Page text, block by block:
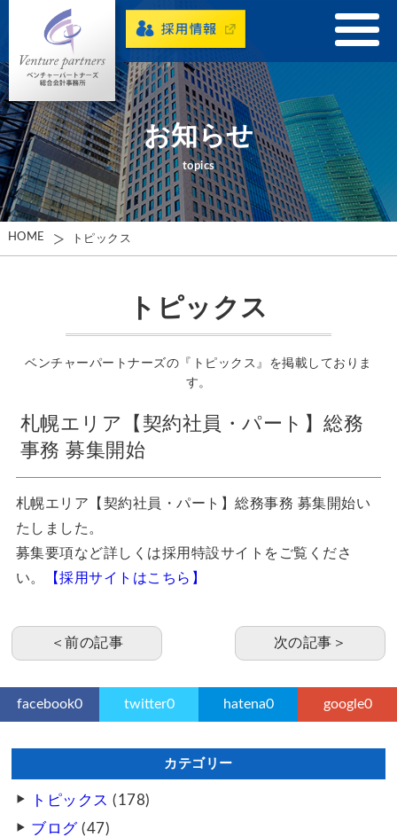
お知らせ
topics
HOME トピックス
トピックス
ベンチャーパートナーズの『トピックス』を掲載しておりま
す。
札幌エリア【契約社員・パート】総務
事務 募集開始
札幌エリア【契約社員・パート】総務事務 募集開始い
たしました。
募集要項など詳しくは採用特設サイトをご覧くださ
い。
【採用サイトはこちら】
＜前の記事 次の記事＞
facebook0 twitter0 hatena0 google0
カテゴリー
トピックス (178)
ブログ(47)